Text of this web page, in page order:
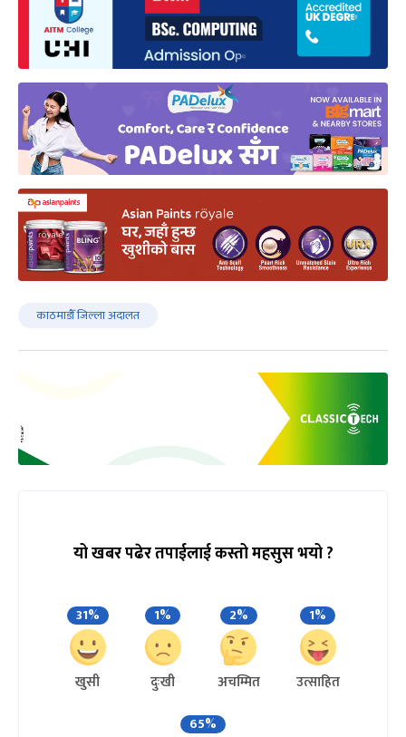
काठमाडौँ जिल्ला अदालत
यो खबर पढेर तपाईलाई कस्तो महसुस भयो ?
31%
खुसी
1%
दुःखी
2%
अचम्मित
1%
उत्साहित
65%